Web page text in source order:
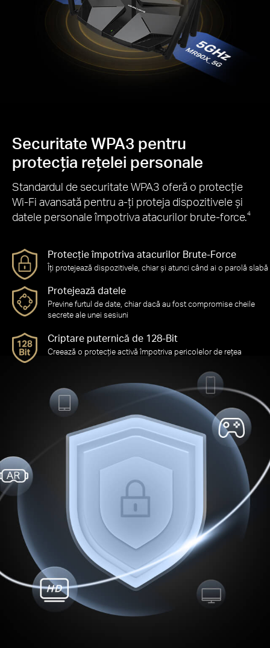
Securitate WPA3 pentru
protecția rețelei personale
Standardul de securitate WPA3 oferă o protecție
Wi-Fi avansată pentru a-ți proteja dispozitivele și
datele personale împotriva atacurilor brute-force. 4
Protecție împotriva atacurilor Brute-Force
Îți protejează dispozitivele, chiar și atunci când ai o parolă slabă
Protejează datele
Previne furtul de date, chiar dacă au fost compromise cheile
secrete ale unei sesiuni
Criptare puternică de 128-Bit
Creează o protecție activă împotriva pericolelor de rețea